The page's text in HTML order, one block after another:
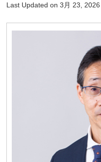
Last Updated on 3月 23,